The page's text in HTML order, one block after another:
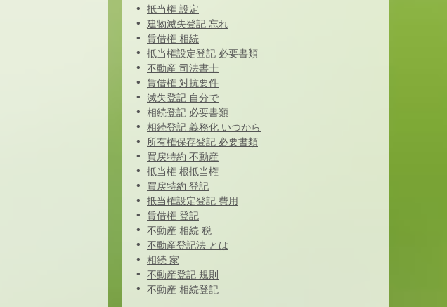
抵当権 設定
建物滅失登記 忘れ
賃借権 相続
抵当権設定登記 必要書類
不動産 司法書士
賃借権 対抗要件
滅失登記 自分で
相続登記 必要書類
相続登記 義務化 いつから
所有権保存登記 必要書類
買戻特約 不動産
抵当権 根抵当権
買戻特約 登記
抵当権設定登記 費用
賃借権 登記
不動産 相続 税
不動産登記法 とは
相続 家
不動産登記 規則
不動産 相続登記